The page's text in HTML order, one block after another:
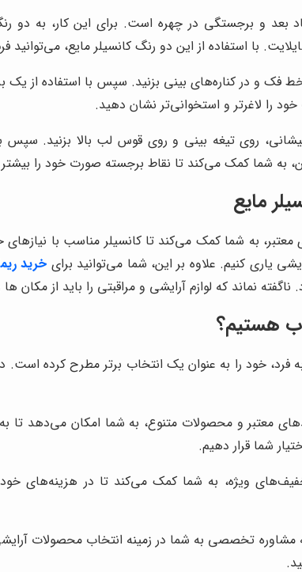
بعد و برجستگی در چهره است. برای این کار، به دو
با استفاده از این دو رنگ کانسیلر مایع،
خط فک و در کناره‌های بینی بزنید. سپس با استفاده از
را لاغرتر و استخوانی‌تر نشان دهید.
روی تیغه بینی و روی قوس لب بالا بزنید. سپس
به شما کمک می‌کند تا نقاط برجسته صورت خود را
مایع
معتبر، به شما کمک می‌کند تا کانسیلر مناسب با
یاری کنیم. علاوه بر این، شما می‌توانید برای خرید
نماند که لوازم آرایشی و مراقبتی را باید از
هستیم؟
فرد، خود را به عنوان یک انتخاب برتر مطرح کرده است.
معتبر و محصولات متنوع، به شما امکان می‌دهد تا
شما قرار دهیم.
ویژه، به شما کمک می‌کند تا در هزینه‌های
مشاوره تخصصی به شما در زمینه انتخاب محصولات